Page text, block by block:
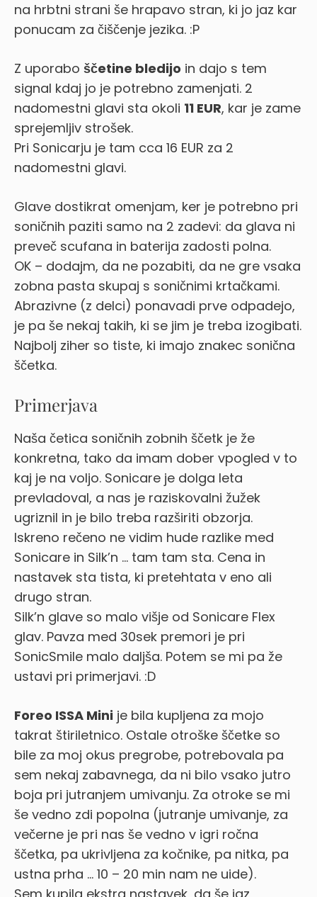
na hrbtni strani še hrapavo stran, ki jo jaz kar
ponucam za čiščenje jezika. :P
Z uporabo ščetine bledijo in dajo s tem
signal kdaj jo je potrebno zamenjati. 2
nadomestni glavi sta okoli 11 EUR, kar je zame
sprejemljiv strošek.
Pri Sonicarju je tam cca 16 EUR za 2
nadomestni glavi.
Glave dostikrat omenjam, ker je potrebno pri
soničnih paziti samo na 2 zadevi: da glava ni
preveč scufana in baterija zadosti polna.
OK – dodajm, da ne pozabiti, da ne gre vsaka
zobna pasta skupaj s soničnimi krtačkami.
Abrazivne (z delci) ponavadi prve odpadejo,
je pa še nekaj takih, ki se jim je treba izogibati.
Najbolj ziher so tiste, ki imajo znakec sonična
ščetka.
Primerjava
Naša četica soničnih zobnih ščetk je že
konkretna, tako da imam dober vpogled v to
kaj je na voljo. Sonicare je dolga leta
prevladoval, a nas je raziskovalni žužek
ugriznil in je bilo treba razširiti obzorja.
Iskreno rečeno ne vidim hude razlike med
Sonicare in Silk’n … tam tam sta. Cena in
nastavek sta tista, ki pretehtata v eno ali
drugo stran.
Silk’n glave so malo višje od Sonicare Flex
glav. Pavza med 30sek premori je pri
SonicSmile malo daljša. Potem se mi pa že
ustavi pri primerjavi. :D
Foreo ISSA Mini je bila kupljena za mojo
takrat štiriletnico. Ostale otroške ščetke so
bile za moj okus pregrobe, potrebovala pa
sem nekaj zabavnega, da ni bilo vsako jutro
boja pri jutranjem umivanju. Za otroke se mi
še vedno zdi popolna (jutranje umivanje, za
večerne je pri nas še vedno v igri ročna
ščetka, pa ukrivljena za kočnike, pa nitka, pa
ustna prha … 10 – 20 min nam ne uide).